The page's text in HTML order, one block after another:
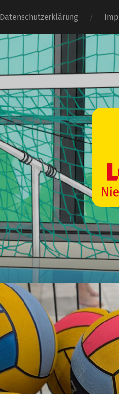
Datenschutzerklärung